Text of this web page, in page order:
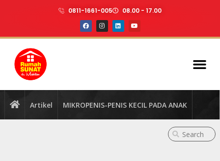
0811-1661-005 08.00 - 17.00
Artikel MIKROPENIS-PENIS KECIL PADA ANAK